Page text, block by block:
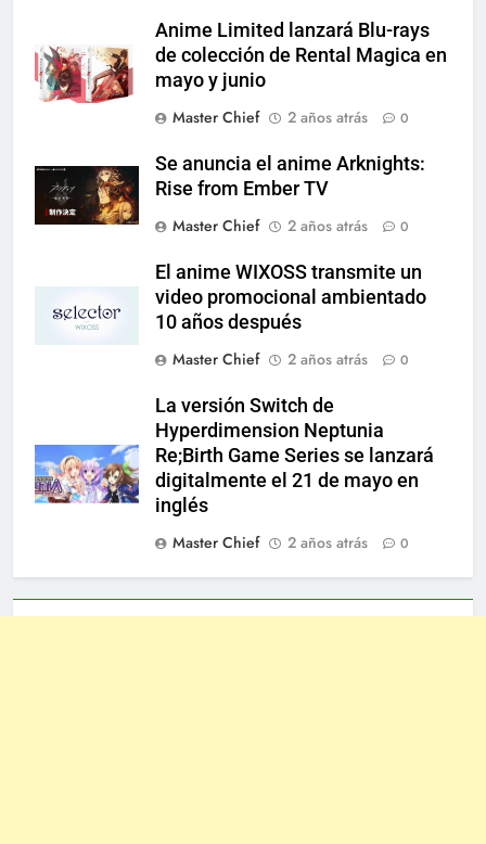
Anime Limited lanzará Blu-rays
de colección de Rental Magica en
mayo y junio
Master Chief
2 años atrás 0
Se anuncia el anime Arknights:
Rise from Ember TV
Master Chief
2 años atrás 0
El anime WIXOSS transmite un
video promocional ambientado
10 años después
Master Chief
2 años atrás 0
La versión Switch de
Hyperdimension Neptunia
Re;Birth Game Series se lanzará
digitalmente el 21 de mayo en
inglés
Master Chief
2 años atrás 0